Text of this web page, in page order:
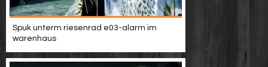
Spuk unterm riesenrad e03-alarm im
warenhaus